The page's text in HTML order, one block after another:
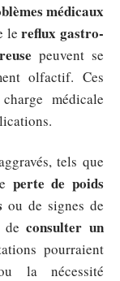
médicaux
lereflux gastro-
peuvent se
olfactif. Ces
médicale
tels que
perte de poids
ou de signes de
deconsulter un
pourraient
la nécessité